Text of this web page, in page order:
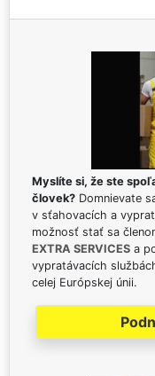
Myslíte si, že ste
človek? Domnievate
v sťahovacích a
možnosť stať sa
EXTRA SERVICES a
vypratávacích
celej Európskej únii.